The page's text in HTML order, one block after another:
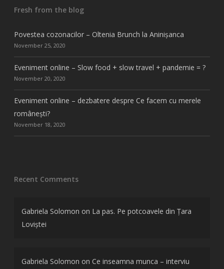
Fresh from the blog
Povestea cozonacilor – Oltenia Brunch la Aninișanca
November 25, 2020
Eveniment online – Slow food + slow travel + pandemie = ?
November 20, 2020
Eveniment online – dezbatere despre Ce facem cu merele
românești?
November 18, 2020
Recent Comments
Gabriela Solomon on La pas. Pe potcoavele din Țara
Loviștei
Gabriela Solomon on Ce inseamna munca – interviu